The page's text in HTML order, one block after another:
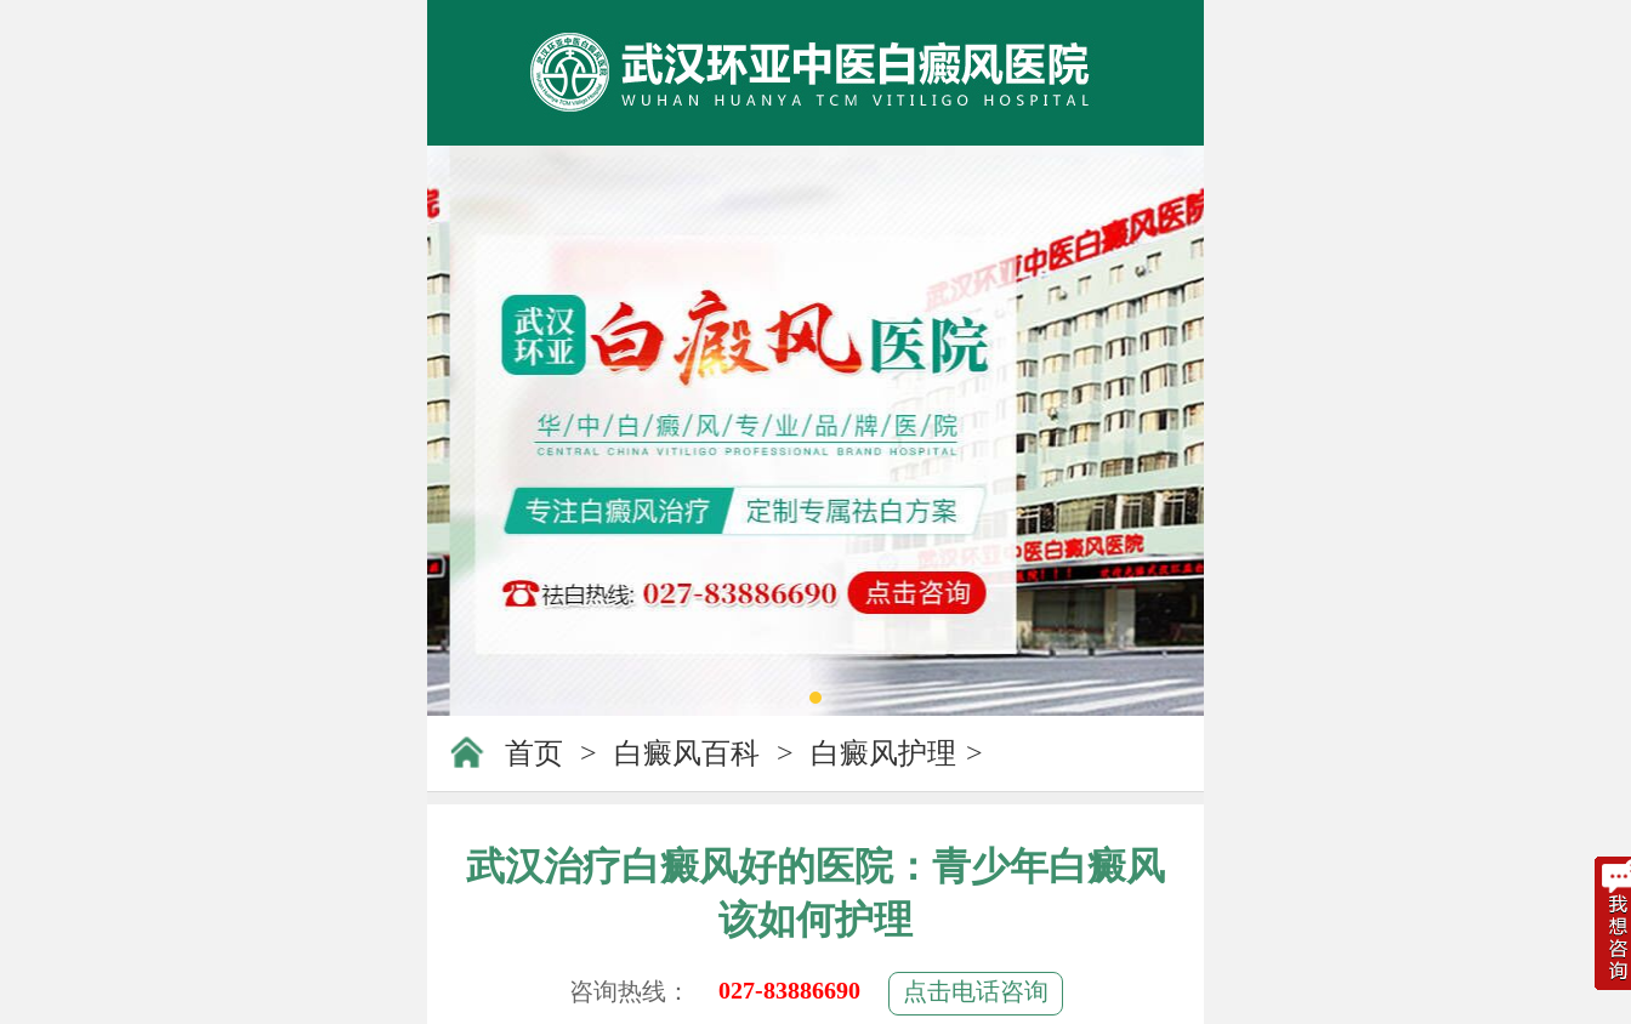
首页 > 白癜风百科 > 白癜风护理 >
武汉治疗白癜风好的医院：青少年白癜风
该如何护理
咨询热线： 027-83886690 点击电话咨询